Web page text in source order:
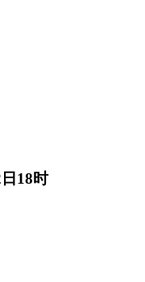
18时